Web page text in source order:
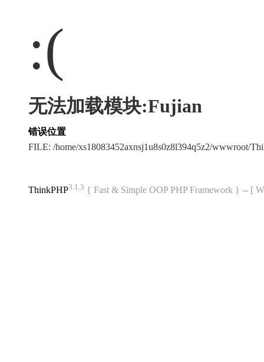
:(
无法加载模块:Fujian
错误位置
FILE: /home/xs18083452axnsj1u8s0z8l394q5z2/wwwroot/
ThinkPHP3.1.3 { Fast & Simple OOP PHP Framework } -- [